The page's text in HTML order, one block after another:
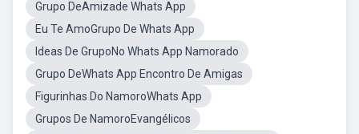
Grupo DeAmizade Whats App
Eu Te AmoGrupo De Whats App
Ideas De GrupoNo Whats App Namorado
Grupo DeWhats App Encontro De Amigas
Figurinhas Do NamoroWhats App
Grupos De NamoroEvangélicos